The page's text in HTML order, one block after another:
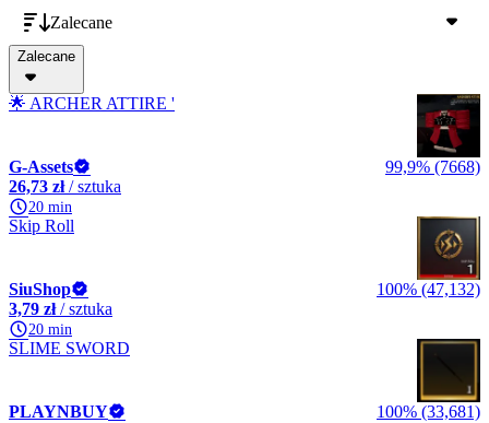
Zalecane
Zalecane
🌟 ARCHER ATTIRE '
G-Assets
99,9% (7668)
26,73 zł/ sztuka
20 min
Skip Roll
SiuShop
100% (47,132)
3,79 zł/ sztuka
20 min
SLIME SWORD
PLAYNBUY
100% (33,681)